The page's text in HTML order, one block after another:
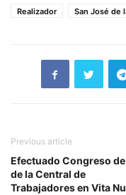
Realizador San José de
Previous article
Efectuado Congreso de
de la Central de
Trabajadores en Vita